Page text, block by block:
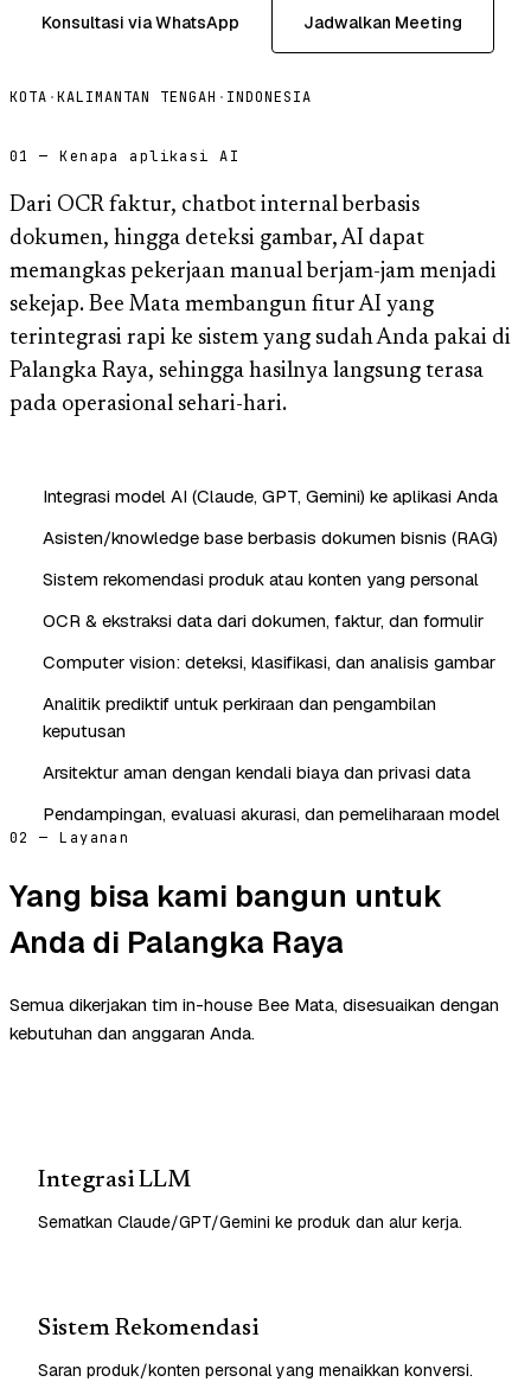
Konsultasi via WhatsApp Jadwalkan Meeting
KOTA ·KALIMANTAN TENGAH · INDONESIA
01 — Kenapa aplikasi AI
Dari OCR faktur, chatbot internal berbasis
dokumen, hingga deteksi gambar, AI dapat
memangkas pekerjaan manual berjam-jam menjadi
sekejap. Bee Mata membangun fitur AI yang
terintegrasi rapi ke sistem yang sudah Anda pakai di
Palangka Raya, sehingga hasilnya langsung terasa
pada operasional sehari-hari.
Integrasi model AI (Claude, GPT, Gemini) ke aplikasi Anda
Asisten/knowledge base berbasis dokumen bisnis (RAG)
Sistem rekomendasi produk atau konten yang personal
OCR & ekstraksi data dari dokumen, faktur, dan formulir
Computer vision: deteksi, klasifikasi, dan analisis gambar
Analitik prediktif untuk perkiraan dan pengambilan
keputusan
Arsitektur aman dengan kendali biaya dan privasi data
Pendampingan, evaluasi akurasi, dan pemeliharaan model
02 — Layanan
Yang bisa kami bangun untuk
Anda di Palangka Raya
Semua dikerjakan tim in-house Bee Mata, disesuaikan dengan
kebutuhan dan anggaran Anda.
Integrasi LLM
Sematkan Claude/GPT/Gemini ke produk dan alur kerja.
Sistem Rekomendasi
Saran produk/konten personal yang menaikkan konversi.